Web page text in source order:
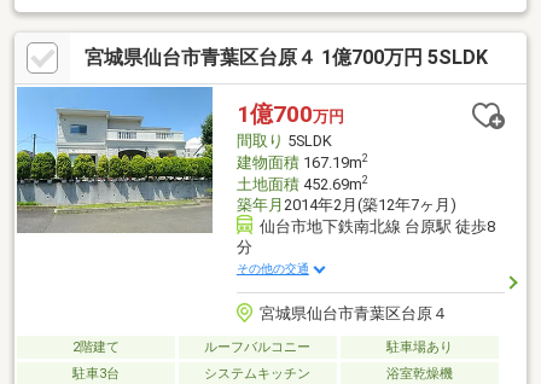
ます。
宮城県仙台市青葉区台原４ 1億700万円 5SLDK
1億700万円
間取り 5SLDK
建物面積167.19m2
土地面積452.69m2
築年月 2014年2月(築12年7ヶ月)
仙台市地下鉄南北線 台原駅 徒歩8
分
その他の交通
宮城県仙台市青葉区台原４
2階建て ルーフバルコニー
駐車場あり
駐車3台
システムキッチン 浴室乾燥機